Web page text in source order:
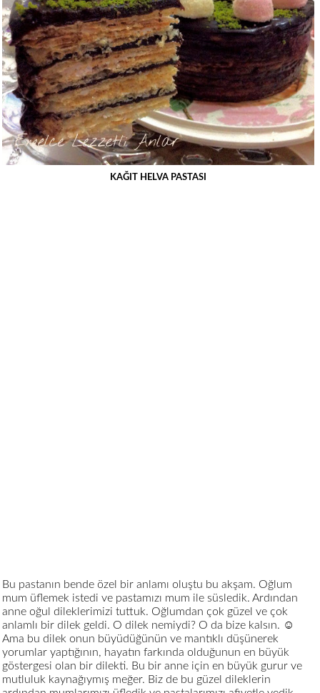
KAĞIT HELVA PASTASI
Bu pastanın bende özel bir anlamı oluştu bu akşam. Oğlum
mum üflemek istedi ve pastamızı mum ile süsledik. Ardından
anne oğul dileklerimizi tuttuk. Oğlumdan çok güzel ve çok
anlamlı bir dilek geldi. O dilek nemiydi? O da bize kalsın. ☺️
Ama bu dilek onun büyüdüğünün ve mantıklı düşünerek
yorumlar yaptığının, hayatın farkında olduğunun en büyük
göstergesi olan bir dilekti. Bu bir anne için en büyük gurur ve
mutluluk kaynağıymış meğer. Biz de bu güzel dileklerin